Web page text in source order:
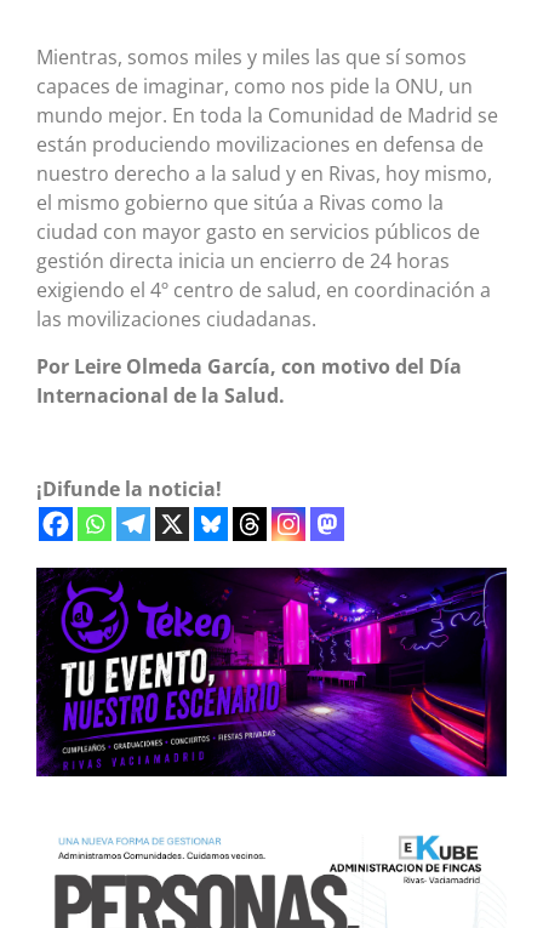
Mientras, somos miles y miles las que sí somos
capaces de imaginar, como nos pide la ONU, un
mundo mejor. En toda la Comunidad de Madrid se
están produciendo movilizaciones en defensa de
nuestro derecho a la salud y en Rivas, hoy mismo,
el mismo gobierno que sitúa a Rivas como la
ciudad con mayor gasto en servicios públicos de
gestión directa inicia un encierro de 24 horas
exigiendo el 4º centro de salud, en coordinación a
las movilizaciones ciudadanas.
Por Leire Olmeda García, con motivo del Día
Internacional de la Salud.
¡Difunde la noticia!